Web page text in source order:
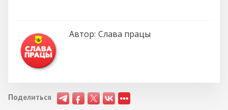
Автор: Слава працы
Поделиться